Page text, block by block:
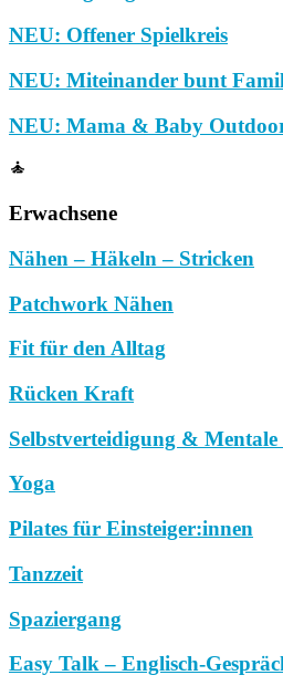
NEU: Offener Spielkreis
NEU: Miteinander bunt
NEU: Mama & Baby
Erwachsene
Nähen – Häkeln – Stricken
Patchwork Nähen
Fit für den Alltag
Rücken Kraft
Selbstverteidigung & Mentale
Yoga
Pilates für Einsteiger:innen
Tanzzeit
Spaziergang
Easy Talk – Englisch-